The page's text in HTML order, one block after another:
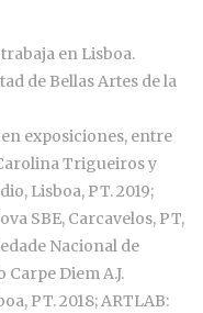
en Lisboa.
de Bellas Artes de la
exposiciones, entre
Trigueiros y
Lisboa, PT. 2019;
SBE, Carcavelos, PT,
Nacional de
Carpe Diem A.J.
PT. 2018; ARTLAB: